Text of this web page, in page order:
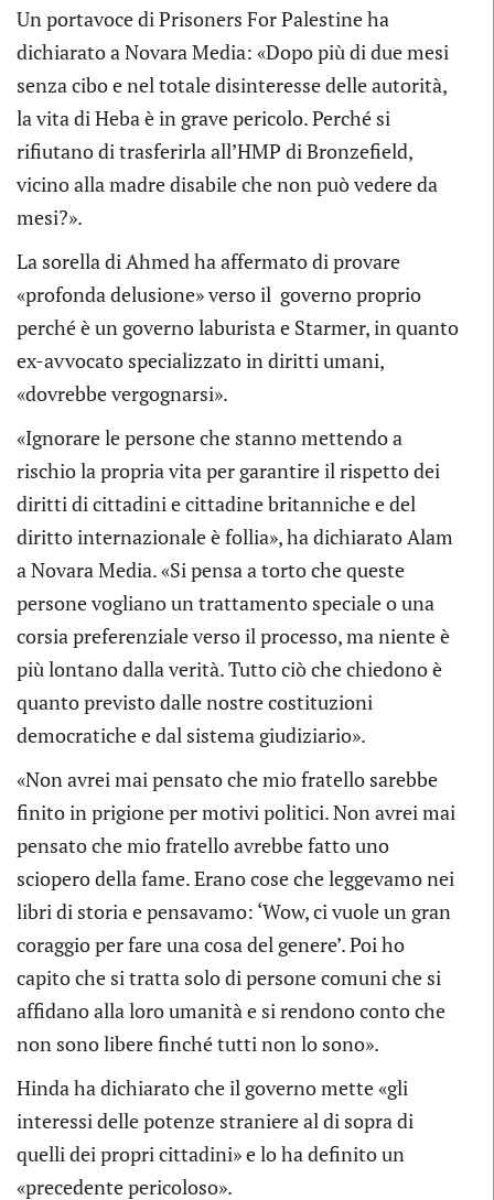
Un portavoce di Prisoners For Palestine ha
dichiarato a Novara Media: «Dopo più di due mesi
senza cibo e nel totale disinteresse delle autorità,
la vita di Heba è in grave pericolo. Perché si
rifiutano di trasferirla all’HMP di Bronzefield,
vicino alla madre disabile che non può vedere da
mesi?».
La sorella di Ahmed ha affermato di provare
«profonda delusione» verso il governo proprio
perché è un governo laburista e Starmer, in quanto
ex-avvocato specializzato in diritti umani,
«dovrebbe vergognarsi».
«Ignorare le persone che stanno mettendo a
rischio la propria vita per garantire il rispetto dei
diritti di cittadini e cittadine britanniche e del
diritto internazionale è follia», ha dichiarato Alam
a Novara Media. «Si pensa a torto che queste
persone vogliano un trattamento speciale o una
corsia preferenziale verso il processo, ma niente è
più lontano dalla verità. Tutto ciò che chiedono è
quanto previsto dalle nostre costituzioni
democratiche e dal sistema giudiziario».
«Non avrei mai pensato che mio fratello sarebbe
finito in prigione per motivi politici. Non avrei mai
pensato che mio fratello avrebbe fatto uno
sciopero della fame. Erano cose che leggevamo nei
libri di storia e pensavamo: ‘Wow, ci vuole un gran
coraggio per fare una cosa del genere’. Poi ho
capito che si tratta solo di persone comuni che si
affidano alla loro umanità e si rendono conto che
non sono libere finché tutti non lo sono».
Hinda ha dichiarato che il governo mette «gli
interessi delle potenze straniere al di sopra di
quelli dei propri cittadini» e lo ha definito un
«precedente pericoloso».